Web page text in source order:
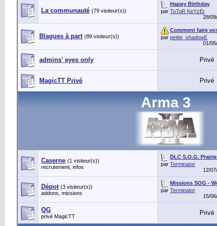
La communauté (79 visiteur(s))
Happy Birthday
par ToToR KeYzEr
28/
Blagues à part (89 visiteur(s))
Comment faire
par petite_shadowE
01/
admins' eyes only Privé
MagicTT Privé Privé
Arma 3
Caserne (1 visiteur(s))
recrutement, infos
DLC S.O.G.
par Terminator
12/
Dépot (3 visiteur(s))
addons, missions
Missions SOG -
par Terminator
15/
QG
privé MagicTT Privé